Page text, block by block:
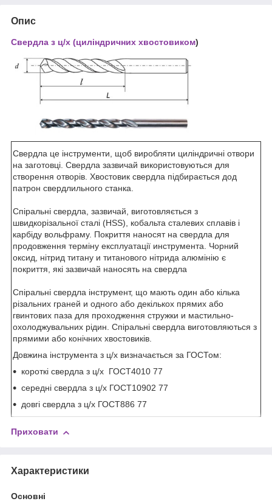
Опис
Свердла з ц/х (циліндричних хвостовиком)
Свердла це інструменти , щоб виробляти циліндричні отвори
на заготовці. Свердла зазвичай використовуються для
створення отворів Хвостовик свердла підбирається дод
патрон свердлильного станка
Спіральні свердла , зазвичай,
виготовляється з
швидкорізальної сталі (HSS) кобальта сталевих сплавів і
карбіду вольфраму. Покриття наносят на свердла для
продовження терміну експлуатації инструмента
Чорний
оксид , нітрид титану и титанового нітрида алюмінію є
покриття , які зазвичай наносять на свердла
Спіральні свердла інструмент, що мають один або кілька
різальних граней и одного або декількох прямих або
гвинтових паза для проходження стружки и мастильно-
охолоджувальних рідин Спіральні свердла виготовляються з
прямими або конічних хвостовиків
Довжина інструмента з ц/х визначається за ГОСТом:
короткі свердла з ц/х ГОСТ4010 77
середні свердла з ц/х ГОСТ10902 77
довгі свердла з ц/х ГОСТ886 77
Приховати
Характеристики
Основні